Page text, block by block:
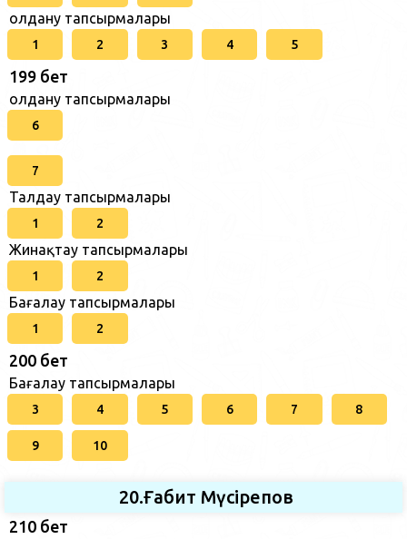
Қолдану тапсырмалары
1 2 3 4 5
199 бет
Қолдану тапсырмалары
6
7
Талдау тапсырмалары
1 2
Жинақтау тапсырмалары
1 2
Бағалау тапсырмалары
1 2
200 бет
Бағалау тапсырмалары
3 4 5 6 7 8
9 10
20.Ғабит Мүсірепов
210 бет